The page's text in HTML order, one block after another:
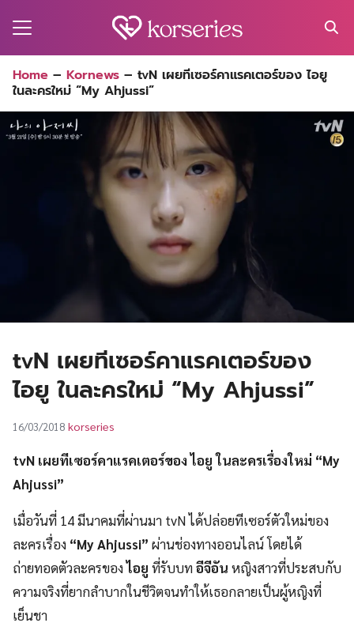
for:
Home – Kornews – tvN เผยทีเซอร์คาแรคเตอร์ของ ไอยู
ในละครใหม่ “My Ahjussi”
tvN เผยทีเซอร์คาแรคเตอร์ของ
ไอยู ในละครใหม่ “My Ahjussi”
16/03/2018 korseries
tvN เผยทีเซอร์คาแรคเตอร์ของ ไอยู ในละครเรื่องใหม่ “My
Ahjussi”
เมื่อวันที่ 14 มีนาคมที่ผ่านมา tvN ได้ปล่อยทีเซอร์ตัวใหม่ของ
ละครเรื่อง “My Ahjussi” ผ่านช่องทางออนไลน์ โดยได้
ถ่ายทอดตัวละครของไอยู ที่รับบทอีจีอัน หญิงสาวที่ประสบกับ
ความจริงที่ยากลำบากในชีวิตจนทำให้เธอกลายเป็นผู้หญิงที่
เย็นชา